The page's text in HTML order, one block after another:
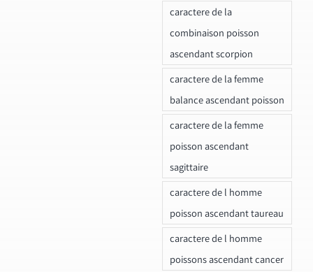
caractere de la
combinaison poisson
ascendant scorpion
caractere de la femme
balance ascendant poisson
caractere de la femme
poisson ascendant
sagittaire
caractere de l homme
poisson ascendant taureau
caractere de l homme
poissons ascendant cancer